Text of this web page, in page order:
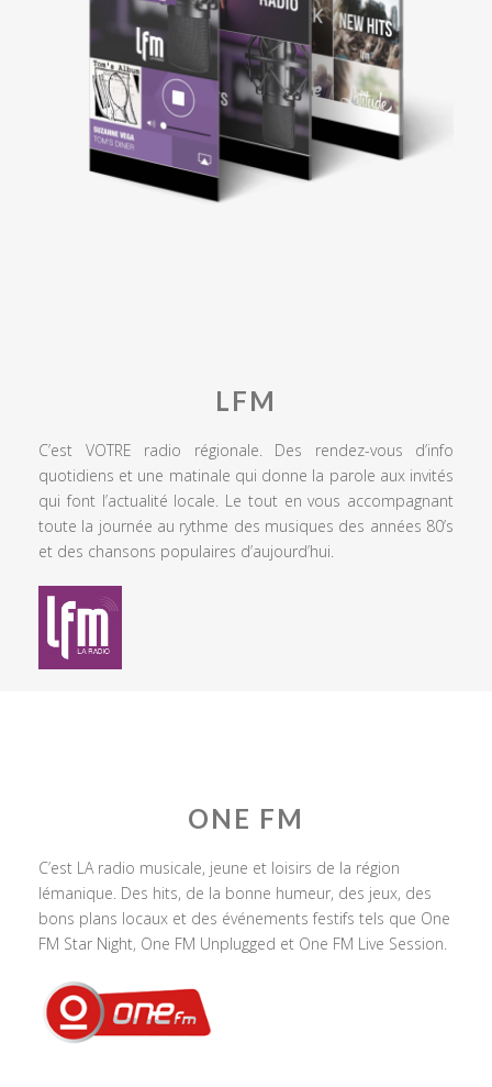
LFM
C’est VOTRE radio régionale. Des rendez-vous d’info
quotidiens et une matinale qui donne la parole aux invités
qui font l’actualité locale. Le tout en vous accompagnant
toute la journée au rythme des musiques des années 80’s
et des chansons populaires d’aujourd’hui.
ONE FM
C’est LA radio musicale, jeune et loisirs de la région
lémanique. Des hits, de la bonne humeur, des jeux, des
bons plans locaux et des événements festifs tels que One
FM Star Night, One FM Unplugged et One FM Live Session.